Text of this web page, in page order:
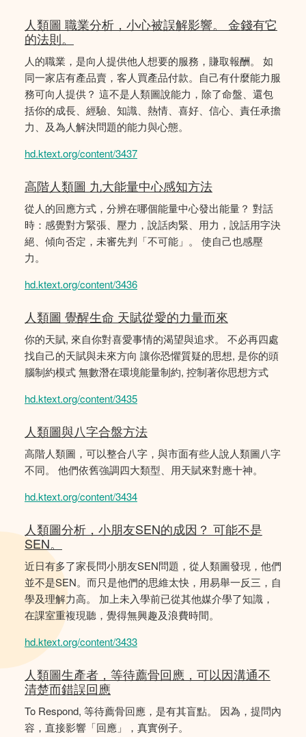
人類圖 職業分析，小心被誤解影響。 金錢有它
的法則。
人的職業，是向人提供他人想要的服務，賺取報酬。 如
同一家店有產品賣，客人買產品付款。自己有什麼能力服
務可向人提供？ 這不是人類圖說能力，除了命盤、還包
括你的成長、經驗、知識、熱情、喜好、信心、責任承擔
力、及為人解決問題的能力與心態。
hd.ktext.org/content/3437
高階人類圖 九大能量中心感知方法
從人的回應方式，分辨在哪個能量中心發出能量？ 對話
時：感覺對方緊張、壓力，說話肉緊、用力，說話用字決
絕、傾向否定，未審先判「不可能」。 使自己也感壓
力。
hd.ktext.org/content/3436
人類圖 覺醒生命 天賦從愛的力量而來
你的天賦, 來自你對喜愛事情的渴望與追求。 不必再四處
找自己的天賦與未來方向 讓你恐懼質疑的思想, 是你的頭
腦制約模式 無數潛在環境能量制約, 控制著你思想方式
hd.ktext.org/content/3435
人類圖與八字合盤方法
高階人類圖，可以整合八字，與市面有些人說人類圖八字
不同。 他們依舊強調四大類型、用天賦來對應十神。
hd.ktext.org/content/3434
人類圖分析，小朋友SEN的成因？ 可能不是
SEN。
近日有多了家長問小朋友SEN問題，從人類圖發現，他們
並不是SEN。而只是他們的思維太快，用易舉一反三，自
學及理解力高。 加上未入學前已從其他媒介學了知識，
在課室重複現聽，覺得無興趣及浪費時間。
hd.ktext.org/content/3433
人類圖生產者，等待薦骨回應，可以因溝通不
清楚而錯誤回應
To Respond, 等待薦骨回應，是有其盲點。 因為，提問內
容，直接影響「回應」，真實例子。